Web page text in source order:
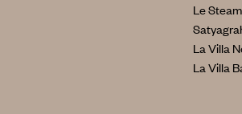
Le
La Villa
La Villa